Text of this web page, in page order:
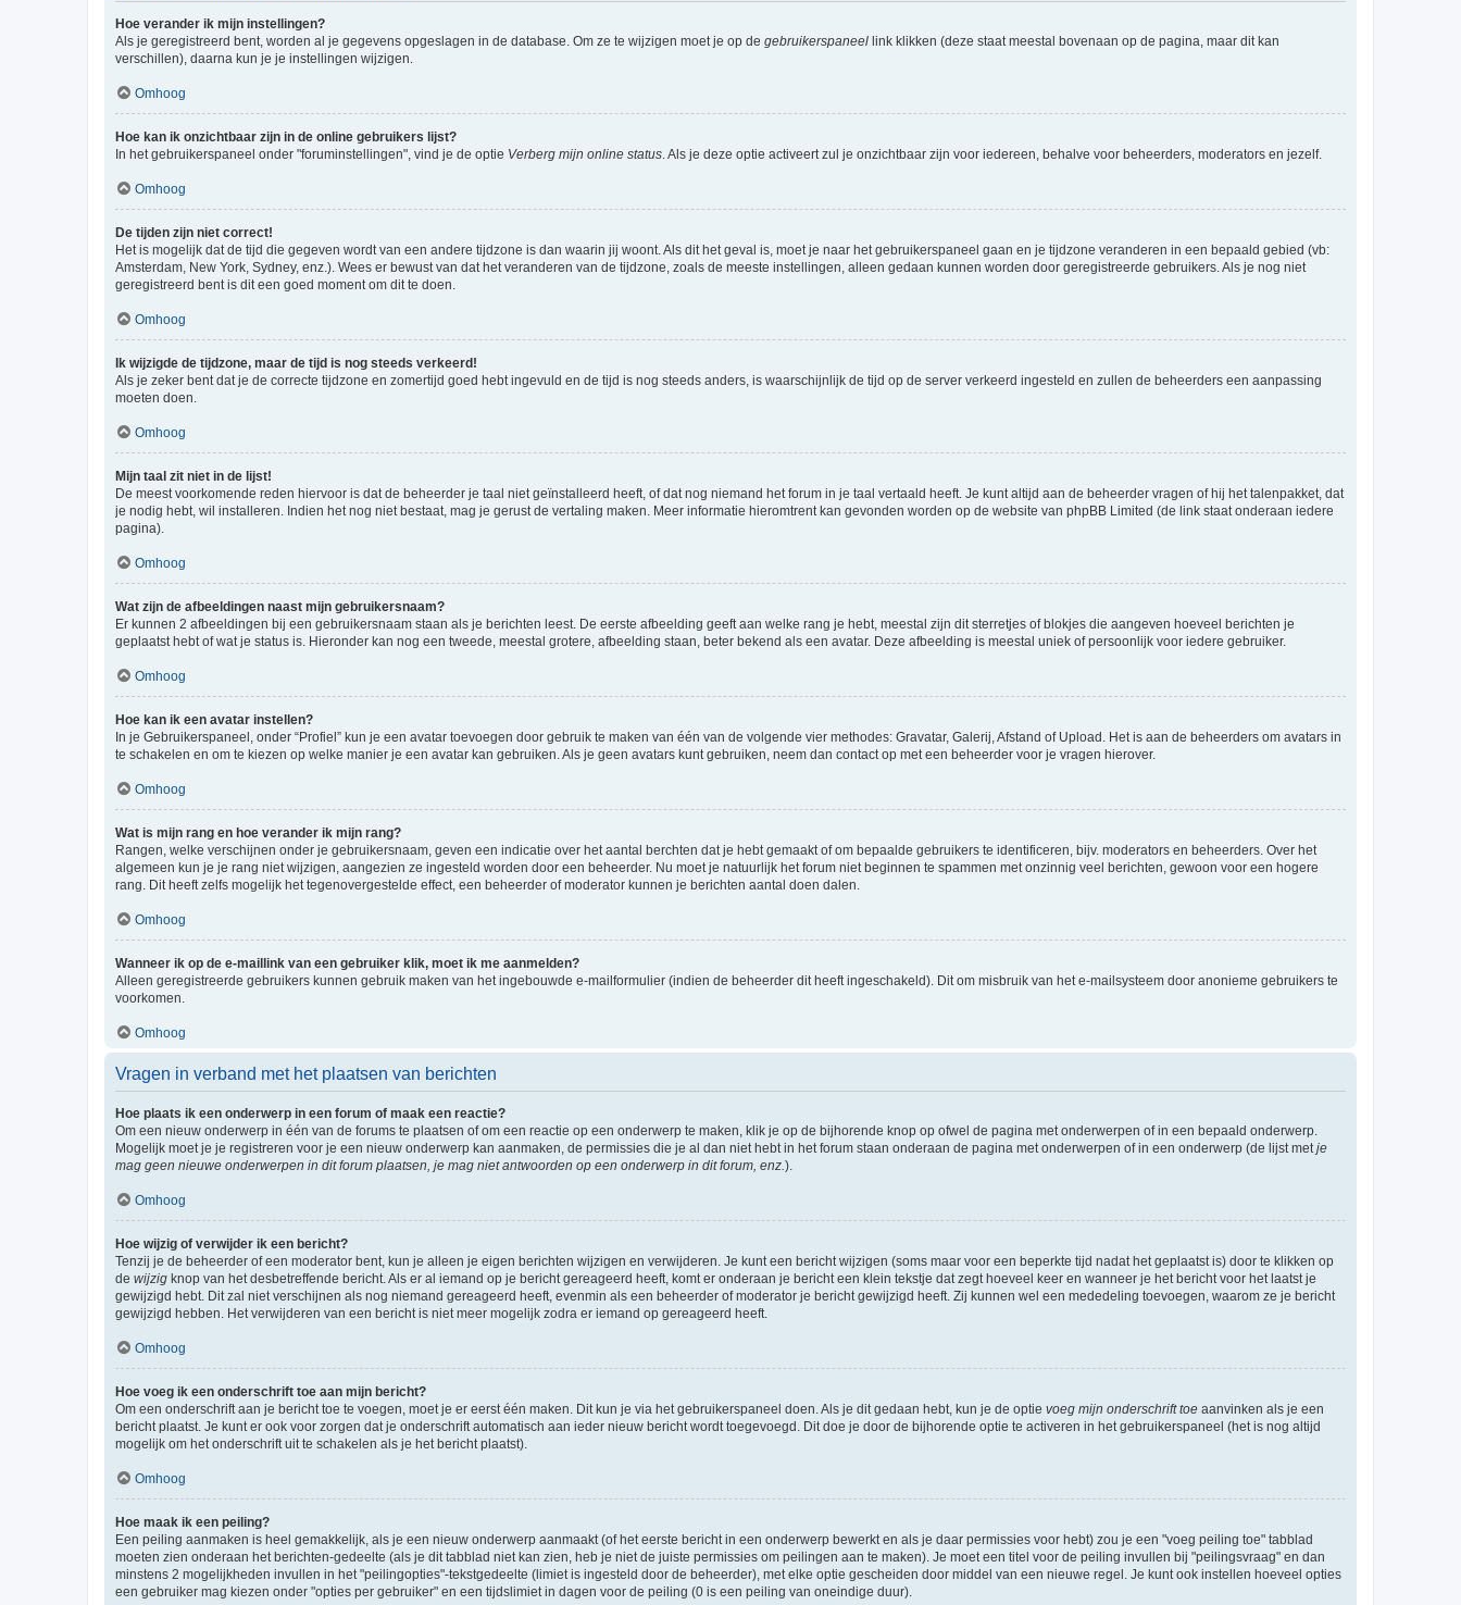
Hoe verander ik mijn instellingen?
Als je geregistreerd bent, worden al je gegevens opgeslagen in de database. Om ze te wijzigen moet je op de gebruikerspaneel link klikken (deze staat meestal bovenaan op de pagina, maar dit kan
verschillen), daarna kun je je instellingen wijzigen.
Omhoog
Hoe kan ik onzichtbaar zijn in de online gebruikers lijst?
In het gebruikerspaneel onder "foruminstellingen", vind je de optie Verberg mijn online status . Als je deze optie activeert zul je onzichtbaar zijn voor iedereen, behalve voor beheerders, moderators en jezelf.
Omhoog
De tijden zijn niet correct!
Het is mogelijk dat de tijd die gegeven wordt van een andere tijdzone is dan waarin jij woont. Als dit het geval is, moet je naar het gebruikerspaneel gaan en je tijdzone veranderen in een bepaald gebied (vb:
Amsterdam, New York, Sydney, enz.). Wees er bewust van dat het veranderen van de tijdzone, zoals de meeste instellingen, alleen gedaan kunnen worden door geregistreerde gebruikers. Als je nog niet
geregistreerd bent is dit een goed moment om dit te doen.
Omhoog
Ik wijzigde de tijdzone, maar de tijd is nog steeds verkeerd!
Als je zeker bent dat je de correcte tijdzone en zomertijd goed hebt ingevuld en de tijd is nog steeds anders, is waarschijnlijk de tijd op de server verkeerd ingesteld en zullen de beheerders een aanpassing
moeten doen.
Omhoog
Mijn taal zit niet in de lijst!
De meest voorkomende reden hiervoor is dat de beheerder je taal niet geïnstalleerd heeft, of dat nog niemand het forum in je taal vertaald heeft. Je kunt altijd aan de beheerder vragen of hij het talenpakket, dat
je nodig hebt, wil installeren. Indien het nog niet bestaat, mag je gerust de vertaling maken. Meer informatie hieromtrent kan gevonden worden op de website van phpBB Limited (de link staat onderaan iedere
pagina).
Omhoog
Wat zijn de afbeeldingen naast mijn gebruikersnaam?
Er kunnen 2 afbeeldingen bij een gebruikersnaam staan als je berichten leest. De eerste afbeelding geeft aan welke rang je hebt, meestal zijn dit sterretjes of blokjes die aangeven hoeveel berichten je
geplaatst hebt of wat je status is. Hieronder kan nog een tweede, meestal grotere, afbeelding staan, beter bekend als een avatar. Deze afbeelding is meestal uniek of persoonlijk voor iedere gebruiker.
Omhoog
Hoe kan ik een avatar instellen?
In je Gebruikerspaneel, onder “Profiel” kun je een avatar toevoegen door gebruik te maken van één van de volgende vier methodes: Gravatar, Galerij, Afstand of Upload. Het is aan de beheerders om avatars in
te schakelen en om te kiezen op welke manier je een avatar kan gebruiken. Als je geen avatars kunt gebruiken, neem dan contact op met een beheerder voor je vragen hierover.
Omhoog
Wat is mijn rang en hoe verander ik mijn rang?
Rangen, welke verschijnen onder je gebruikersnaam, geven een indicatie over het aantal berchten dat je hebt gemaakt of om bepaalde gebruikers te identificeren, bijv. moderators en beheerders. Over het
algemeen kun je je rang niet wijzigen, aangezien ze ingesteld worden door een beheerder. Nu moet je natuurlijk het forum niet beginnen te spammen met onzinnig veel berichten, gewoon voor een hogere
rang. Dit heeft zelfs mogelijk het tegenovergestelde effect, een beheerder of moderator kunnen je berichten aantal doen dalen.
Omhoog
Wanneer ik op de e-maillink van een gebruiker klik, moet ik me aanmelden?
Alleen geregistreerde gebruikers kunnen gebruik maken van het ingebouwde e-mailformulier (indien de beheerder dit heeft ingeschakeld). Dit om misbruik van het e-mailsysteem door anonieme gebruikers te
voorkomen.
Omhoog
Vragen in verband met het plaatsen van berichten
Hoe plaats ik een onderwerp in een forum of maak een reactie?
Om een nieuw onderwerp in één van de forums te plaatsen of om een reactie op een onderwerp te maken, klik je op de bijhorende knop op ofwel de pagina met onderwerpen of in een bepaald onderwerp.
Mogelijk moet je je registreren voor je een nieuw onderwerp kan aanmaken, de permissies die je al dan niet hebt in het forum staan onderaan de pagina met onderwerpen of in een onderwerp (de lijst met je
mag geen nieuwe onderwerpen in dit forum plaatsen, je mag niet antwoorden op een onderwerp in dit forum, enz. ).
Omhoog
Hoe wijzig of verwijder ik een bericht?
Tenzij je de beheerder of een moderator bent, kun je alleen je eigen berichten wijzigen en verwijderen. Je kunt een bericht wijzigen (soms maar voor een beperkte tijd nadat het geplaatst is) door te klikken op
de wijzig knop van het desbetreffende bericht. Als er al iemand op je bericht gereageerd heeft, komt er onderaan je bericht een klein tekstje dat zegt hoeveel keer en wanneer je het bericht voor het laatst je
gewijzigd hebt. Dit zal niet verschijnen als nog niemand gereageerd heeft, evenmin als een beheerder of moderator je bericht gewijzigd heeft. Zij kunnen wel een mededeling toevoegen, waarom ze je bericht
gewijzigd hebben. Het verwijderen van een bericht is niet meer mogelijk zodra er iemand op gereageerd heeft.
Omhoog
Hoe voeg ik een onderschrift toe aan mijn bericht?
Om een onderschrift aan je bericht toe te voegen, moet je er eerst één maken. Dit kun je via het gebruikerspaneel doen. Als je dit gedaan hebt, kun je de optie voeg mijn onderschrift toe aanvinken als je een
bericht plaatst. Je kunt er ook voor zorgen dat je onderschrift automatisch aan ieder nieuw bericht wordt toegevoegd. Dit doe je door de bijhorende optie te activeren in het gebruikerspaneel (het is nog altijd
mogelijk om het onderschrift uit te schakelen als je het bericht plaatst).
Omhoog
Hoe maak ik een peiling?
Een peiling aanmaken is heel gemakkelijk, als je een nieuw onderwerp aanmaakt (of het eerste bericht in een onderwerp bewerkt en als je daar permissies voor hebt) zou je een "voeg peiling toe" tabblad
moeten zien onderaan het berichten-gedeelte (als je dit tabblad niet kan zien, heb je niet de juiste permissies om peilingen aan te maken). Je moet een titel voor de peiling invullen bij "peilingsvraag" en dan
minstens 2 mogelijkheden invullen in het "peilingopties"-tekstgedeelte (limiet is ingesteld door de beheerder), met elke optie gescheiden door middel van een nieuwe regel. Je kunt ook instellen hoeveel opties
een gebruiker mag kiezen onder "opties per gebruiker" en een tijdslimiet in dagen voor de peiling (0 is een peiling van oneindige duur).